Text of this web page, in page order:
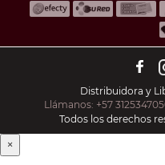
Distribuidora y
Llámanos: +57
Todos los derechos
×